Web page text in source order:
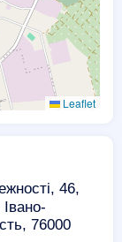
Leaflet
46,
76000